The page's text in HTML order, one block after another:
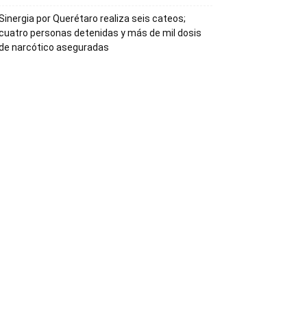
por Querétaro realiza seis cateos;
personas detenidas y más de mil dosis
narcótico aseguradas